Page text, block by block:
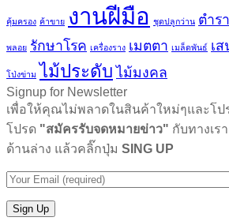
คุ้มครอง ค้าขาย งานฝีมือ ชุดปลูกว่าน ตำร
พลอย รักษาโรค เครื่องราง เมตตา เมล็ดพันธ์ เ
โป่งข่าม ไม้ประดับ ไม้มงคล
Signup for Newsletter
เพื่อให้คุณไม่พลาดในสินค้าใหม่ๆและโป
โปรด "สมัครรับจดหมายข่าว" กับทางเร
ด้านล่าง แล้วคลิ๊กปุ่ม SING UP